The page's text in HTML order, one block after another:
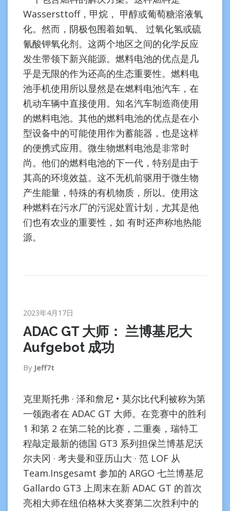
Wassersttoff，甲烷， 甲醇或葡萄糖溶液氧
化。然而，阴极包围着如氧、 过氧化氢或硫
氰酸钾氧化剂。这两个地区之间的化学反应
发生带领下新兴能源。燃料电池的优点是几
乎是无限的作为还高的生态重要性。燃料电
池手机使用所以显然是在燃料电池汽车，在
机动车辆中直接使用。知名汽车制造商使用
的燃料电池。其他的燃料电池的优点是在小
型设备中的可能使用作为蓄能器，也是这样
的便携式应用。微生物燃料电池是非常时
尚。他们的燃料电池的下一代，特别是由于
其高的环境效益。这不无机前驱用于微生物
产生能量，特殊的有机物质，所以。使用这
种燃料在污水厂的污泥处置计划，尤其是他
们也有农业的重要性，如 有时还声称地热能
源。
2023年4月17日
ADAC GT 大师： 兰博基尼大
Aufgebot 成功
By Jeff7t
克里斯托弗 · 泽和詹尼 • 莫尔比代利被称为第
一领跑者在 ADAC GT 大师。在竞赛中的胜利
1 和第 2 在第二轮的比赛，二重奏，瑞特工
程敲定最新的德国 GT3 系列担保兰博基尼沃
尔夫冈 · 考夫曼和亚历山大 · 范 LOF 从
Team.Insgesamt 参加的 ARGO 七兰博基尼
Gallardo GT3 上周末在新 ADAC GT 的首次
亮相大师在纽伯格林大奖赛第二次胜利中的